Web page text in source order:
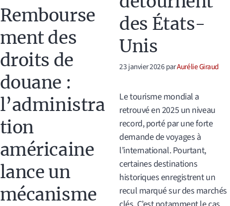
Rembourse
ment des
droits de
douane :
l’administra
tion
américaine
lance un
mécanisme
des États-
Unis
23 janvier 2026parAurélie Giraud
Le tourisme mondial a
retrouvé en 2025 un niveau
record, porté par une forte
demande de voyages à
l’international. Pourtant,
certaines destinations
historiques enregistrent un
recul marqué sur des marchés